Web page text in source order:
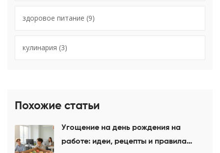
здоровое питание (9)
кулинария (3)
Похожие статьи
Угощение на день рождения на
работе: идеи, рецепты и правила